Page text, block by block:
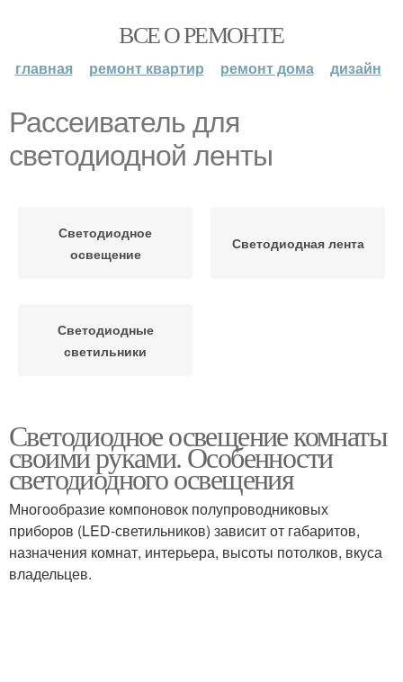
ВСЕ О РЕМОНТЕ
главная ремонт квартир ремонт дома дизайн
Рассеиватель для
светодиодной ленты
Светодиодное
освещение
Светодиодная лента
Светодиодные
светильники
Светодиодное освещение комнаты
своими руками. Особенности
светодиодного освещения
Многообразие компоновок полупроводниковых
приборов (LED-светильников) зависит от габаритов,
назначения комнат, интерьера, высоты потолков, вкуса
владельцев.